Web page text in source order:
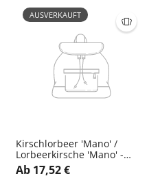
AUSVERKAUFT
Kirschlorbeer 'Mano' /
Lorbeerkirsche 'Mano' -
Prunus laurocerasus 'Mano'
Ab 17,52 €